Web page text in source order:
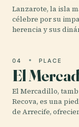
Lanzarote, la isla
célebre por su
herencia y sus
04 PLACE
El
El Mercadillo,
Recova, es una
de Arrecife,